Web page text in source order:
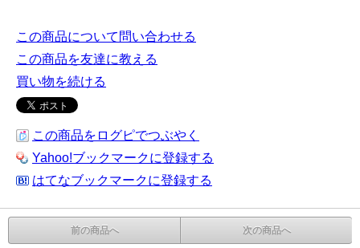
この商品について問い合わせる
この商品を友達に教える
買い物を続ける
この商品をログピでつぶやく
Yahoo!ブックマークに登録する
はてなブックマークに登録する
前の商品へ 次の商品へ